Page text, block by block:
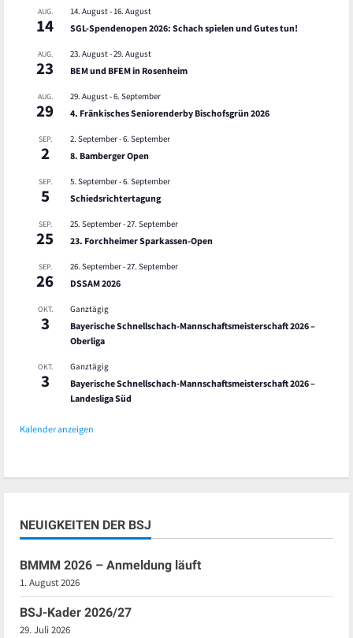
AUG.
14
14. August- 16. August
SGL-Spendenopen 2026: Schach spielen und Gutes tun!
AUG.
23
23. August-29. August
BEM und BFEM in Rosenheim
AUG.
29
29. August-6. September
4. Fränkisches Seniorenderby Bischofsgrün 2026
SEP.
2
2. September-6. September
8. Bamberger Open
SEP.
5
5. September-6. September
Schiedsrichtertagung
SEP.
25
25. September-27. September
23. Forchheimer Sparkassen-Open
SEP.
26
26. September-27. September
DSSAM 2026
OKT.
3
Ganztägig
Bayerische Schnellschach-Mannschaftsmeisterschaft 2026 –
Oberliga
OKT.
3
Ganztägig
Bayerische Schnellschach-Mannschaftsmeisterschaft 2026 –
Landesliga Süd
Kalender anzeigen
NEUIGKEITEN DER BSJ
BMMM 2026 – Anmeldung läuft
1. August 2026
BSJ-Kader 2026/27
29. Juli 2026